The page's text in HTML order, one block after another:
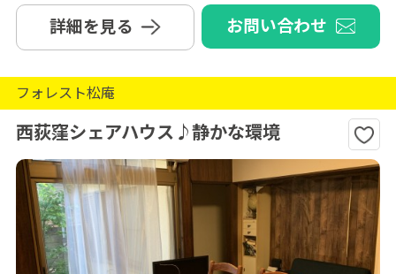
詳細を見る お問い合わせ
フォレスト松庵
西荻窪シェアハウス♪静かな環境